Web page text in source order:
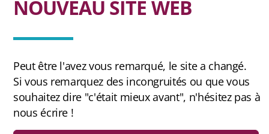
NOUVEAU SITE WEB
Peut être l'avez vous remarqué, le site a changé.
Si vous remarquez des incongruités ou que vous
souhaitez dire "c'était mieux avant", n'hésitez pas à
nous écrire !